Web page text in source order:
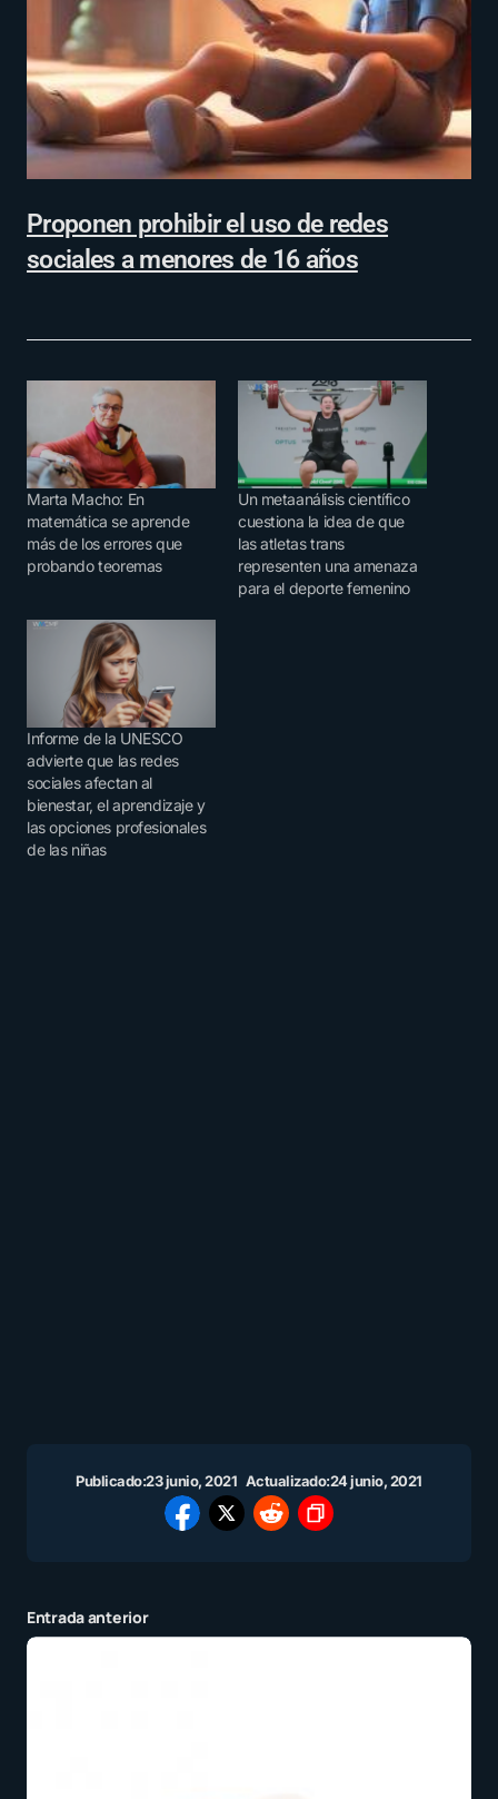
Proponen prohibir el uso de redes
sociales a menores de 16 años
Marta Macho: En
matemática se aprende
más de los errores que
probando teoremas
Un metaanálisis científico
cuestiona la idea de que
las atletas trans
representen una amenaza
para el deporte femenino
Informe de la UNESCO
advierte que las redes
sociales afectan al
bienestar, el aprendizaje y
las opciones profesionales
de las niñas
Publicado:23 junio, 2021 Actualizado:24 junio, 2021
Entrada anterior